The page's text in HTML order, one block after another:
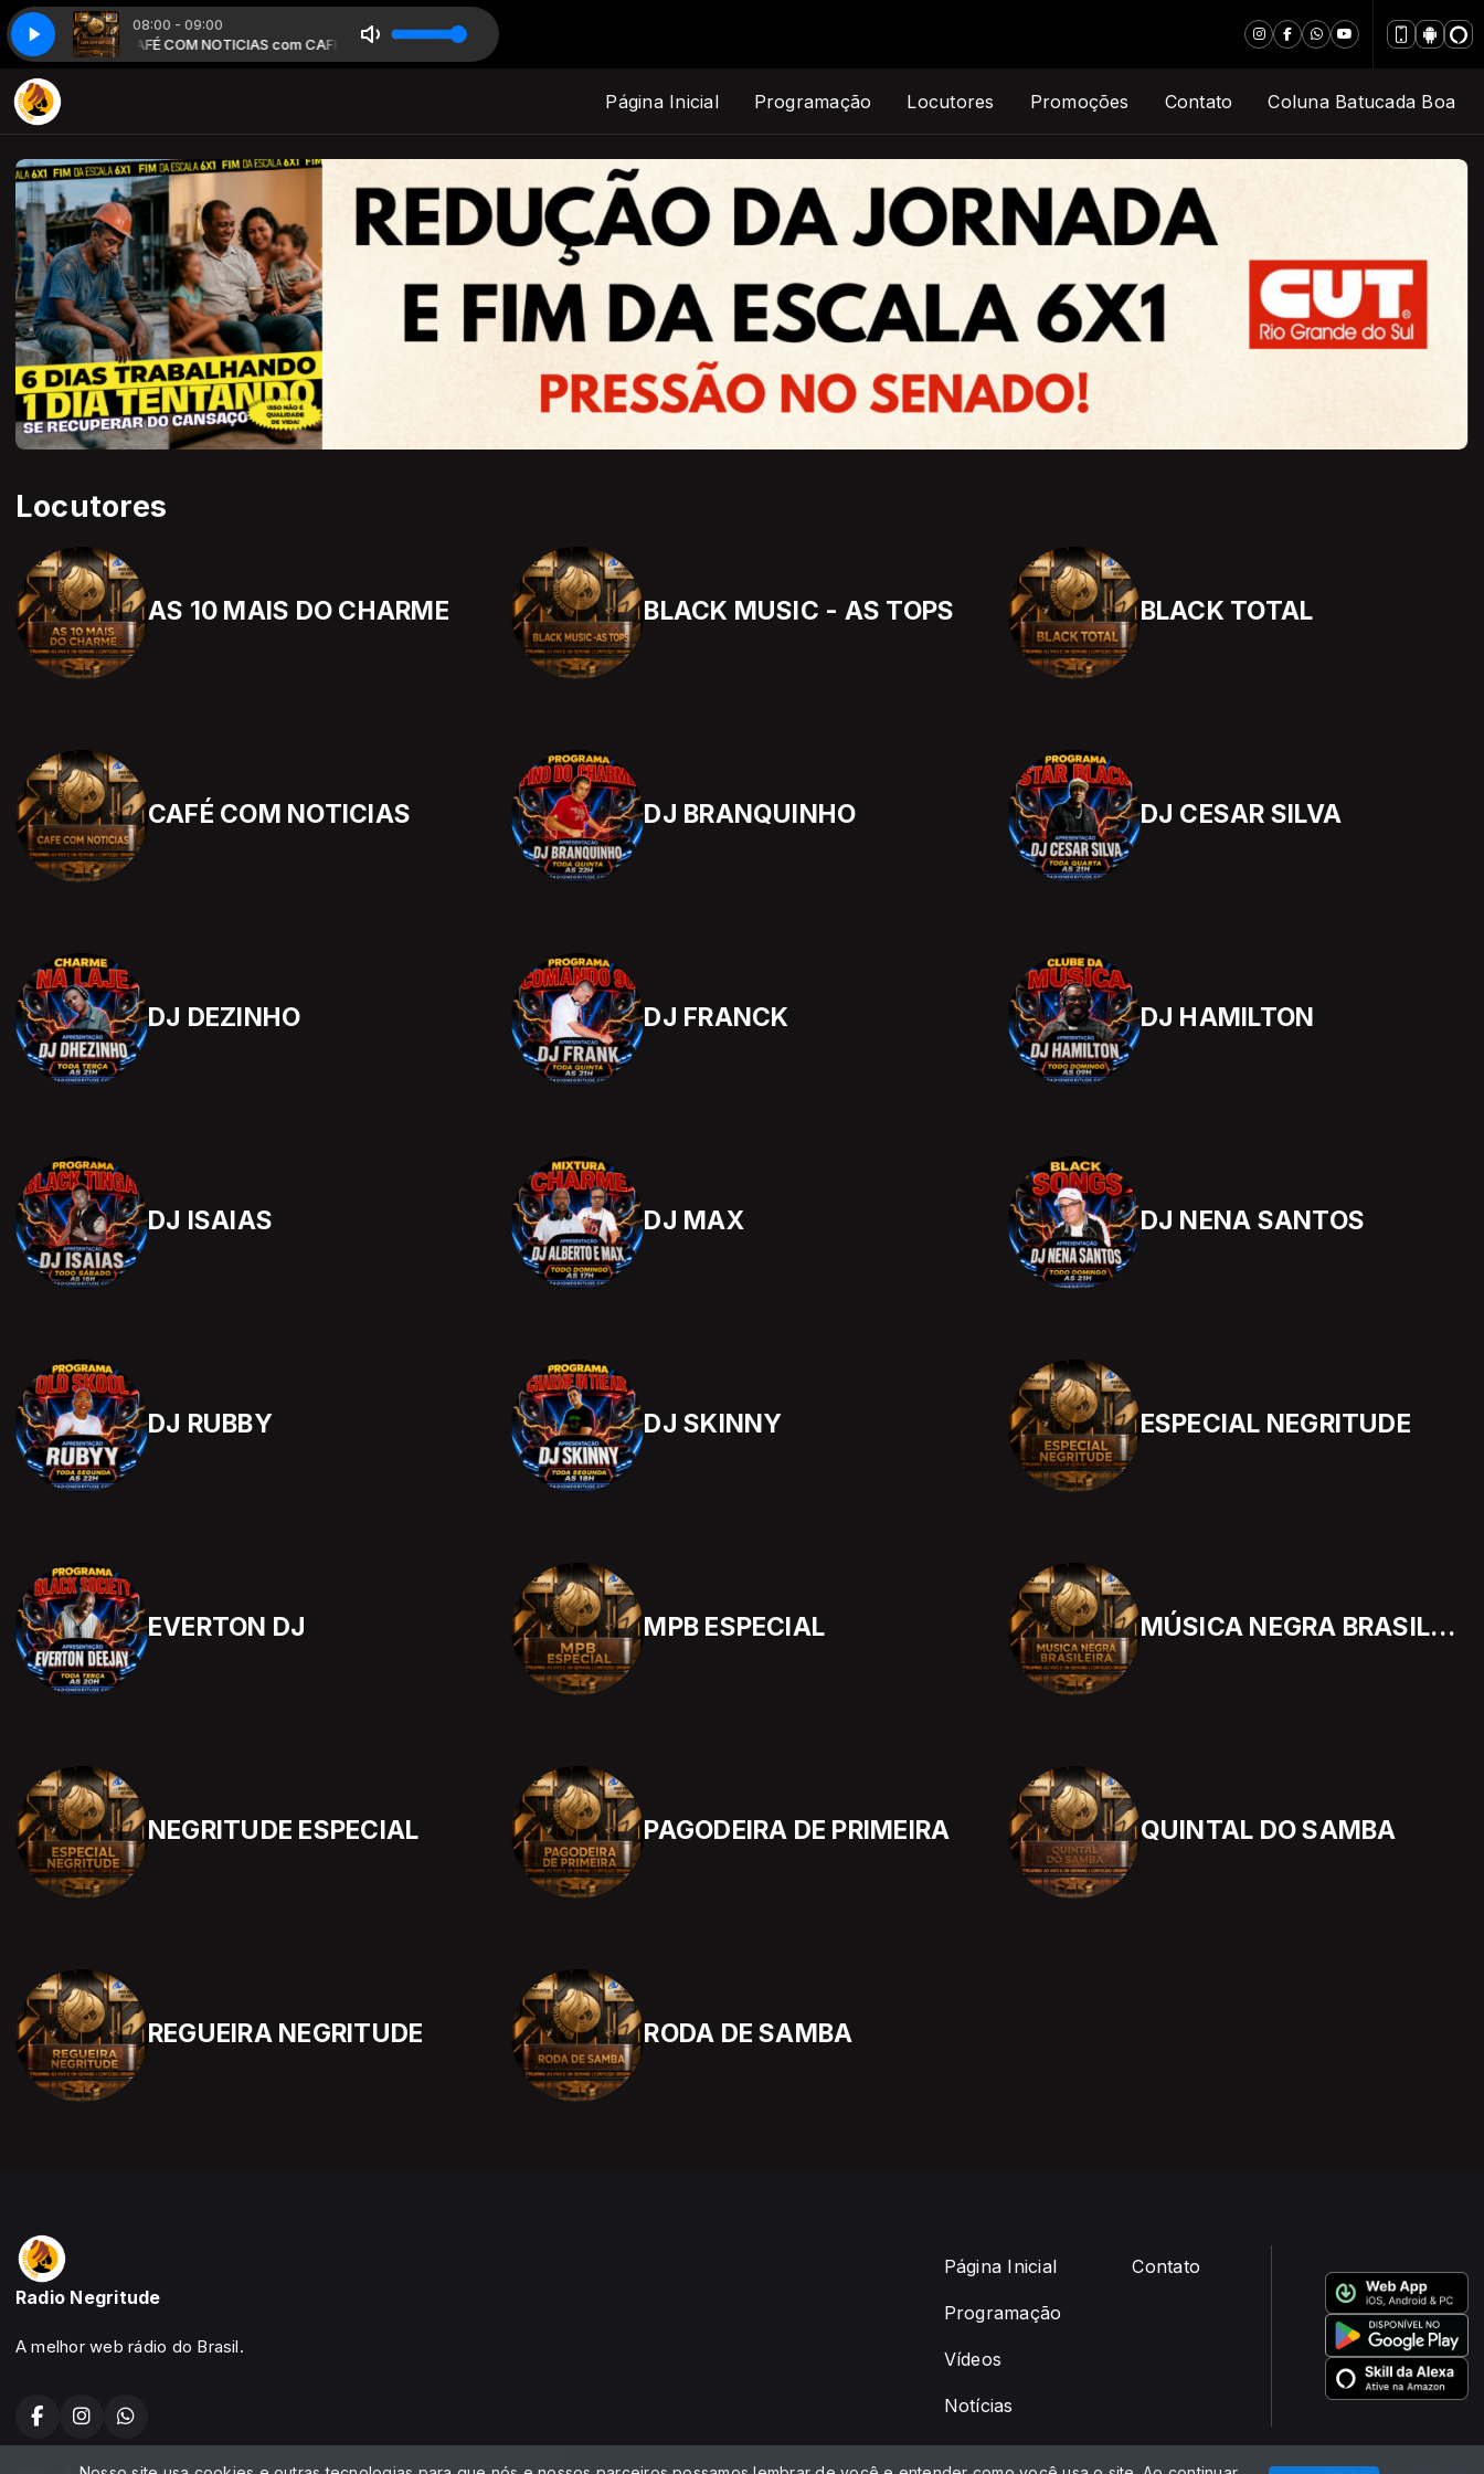
08:00 - 09:00
NOTICIASCAFÉ COM NOTICIAS com CAFÉ COM NOTICIAS
Página Inicial Programação Locutores Promoções Contato Coluna Batucada Boa
Locutores
AS 10 MAIS DO CHARME BLACK MUSIC - AS TOPS BLACK TOTAL
CAFÉ COM NOTICIAS DJ BRANQUINHO DJ CESAR SILVA
DJ DEZINHO DJ FRANCK DJ HAMILTON
DJ ISAIAS DJ MAX DJ NENA SANTOS
DJ RUBBY DJ SKINNY ESPECIAL NEGRITUDE
EVERTON DJ MPB ESPECIAL MÚSICA NEGRA BRASILEIRA
NEGRITUDE ESPECIAL PAGODEIRA DE PRIMEIRA QUINTAL DO SAMBA
REGUEIRA NEGRITUDE RODA DE SAMBA
Radio Negritude
A melhor web rádio do Brasil.
Página Inicial
Programação
Vídeos
Notícias
Contato